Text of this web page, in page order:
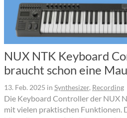
NUX NTK Keyboard
braucht schon eine
13. Feb. 2025 in Synthesizer, Recording
Die Keyboard Controller der NUX
mit vielen praktischen Funktionen.